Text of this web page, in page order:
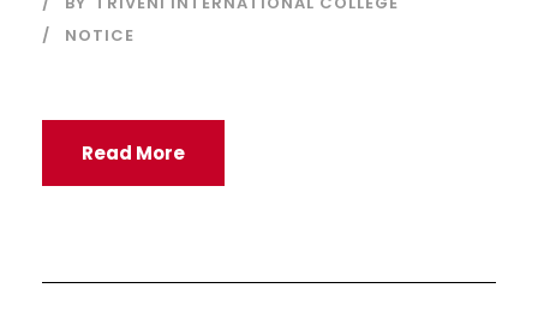
NOTICE
Read More